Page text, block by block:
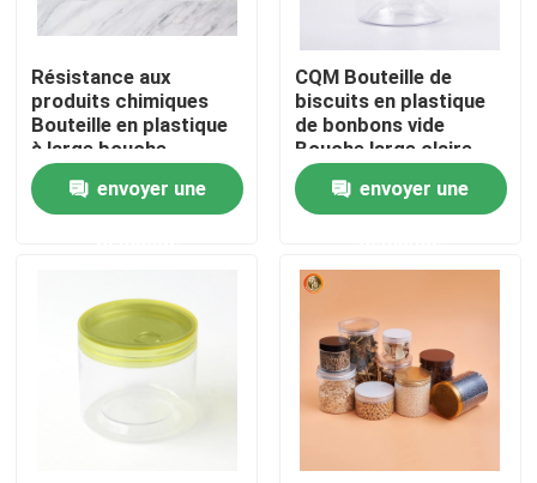
Aperçu
Produits
VR Show
Résistance aux
produits chimiques
Bouteille en plastique
à large bouche
transparente avec
couvercleenvoyer une
CQM Bouteille de
biscuits en plastique
de bonbons vide
Bouche large claire
Entreposage de
nourriture Bouteilles
en plastique pour
envoyer une